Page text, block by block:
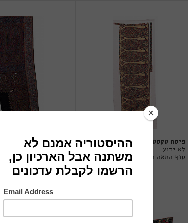
פיסת טקסטיל
לא ידוע
סוף המאה ה-19
חלק משאל
תחילת המאה ה-20, סוף
ה-19